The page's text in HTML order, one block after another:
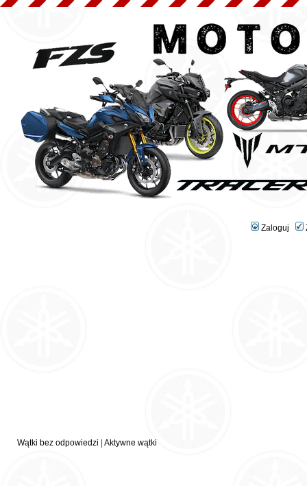
Zaloguj
Wątki bez odpowiedzi Aktywne wątki